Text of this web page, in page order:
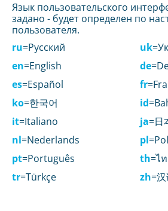
Язык пользовательского
задано - будет определен по
пользователя.
ru=Русский uk
en=English de
es=Español fr
ko=한국어 id
it=Italiano ja=日
nl=Nederlands pl
pt=Português th=ไ
tr=Türkçe zh=